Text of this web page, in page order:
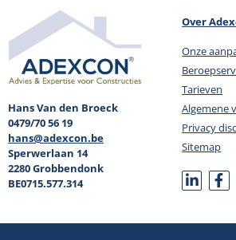
Hans Van den Broeck
0479/70 56 19
hans@adexcon.be
Sperwerlaan 14
2280 Grobbendonk
BE0715.577.314
Over
Onze
Tarieven
Algemene
Privacy
Sitemap